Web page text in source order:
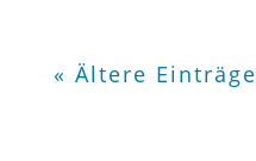
« Ältere Einträge